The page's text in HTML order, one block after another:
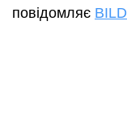
повідомляє BILD